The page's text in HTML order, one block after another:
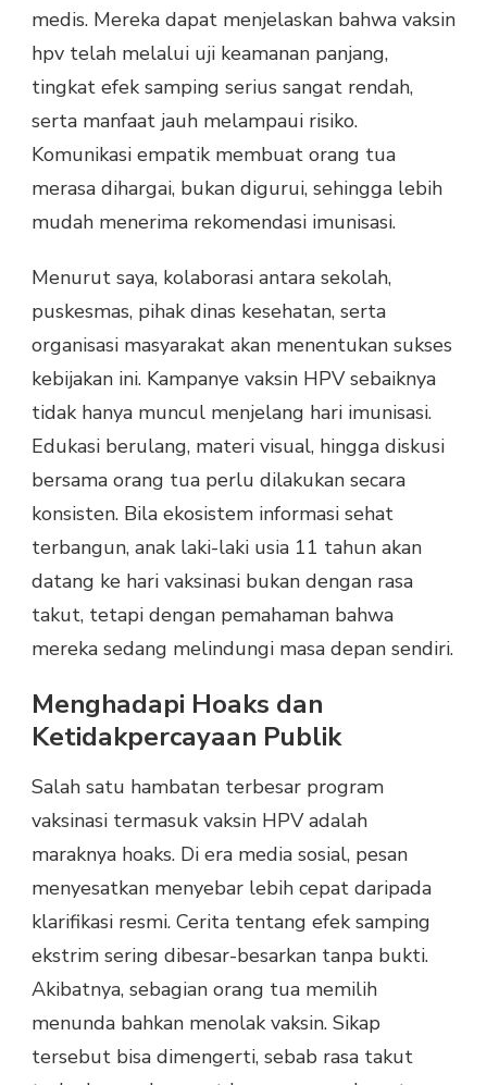
medis. Mereka dapat menjelaskan bahwa vaksin
hpv telah melalui uji keamanan panjang,
tingkat efek samping serius sangat rendah,
serta manfaat jauh melampaui risiko.
Komunikasi empatik membuat orang tua
merasa dihargai, bukan digurui, sehingga lebih
mudah menerima rekomendasi imunisasi.
Menurut saya, kolaborasi antara sekolah,
puskesmas, pihak dinas kesehatan, serta
organisasi masyarakat akan menentukan sukses
kebijakan ini. Kampanye vaksin HPV sebaiknya
tidak hanya muncul menjelang hari imunisasi.
Edukasi berulang, materi visual, hingga diskusi
bersama orang tua perlu dilakukan secara
konsisten. Bila ekosistem informasi sehat
terbangun, anak laki-laki usia 11 tahun akan
datang ke hari vaksinasi bukan dengan rasa
takut, tetapi dengan pemahaman bahwa
mereka sedang melindungi masa depan sendiri.
Menghadapi Hoaks dan
Ketidakpercayaan Publik
Salah satu hambatan terbesar program
vaksinasi termasuk vaksin HPV adalah
maraknya hoaks. Di era media sosial, pesan
menyesatkan menyebar lebih cepat daripada
klarifikasi resmi. Cerita tentang efek samping
ekstrim sering dibesar-besarkan tanpa bukti.
Akibatnya, sebagian orang tua memilih
menunda bahkan menolak vaksin. Sikap
tersebut bisa dimengerti, sebab rasa takut